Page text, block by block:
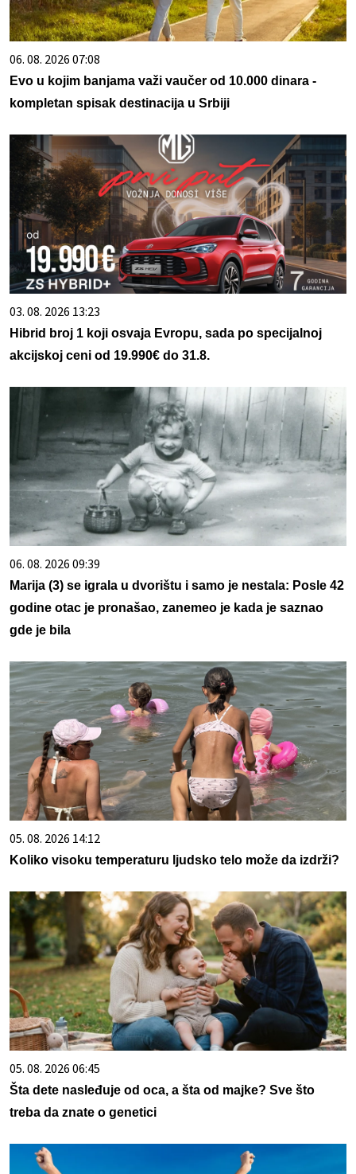
06. 08. 2026 07:08
Evo u kojim banjama važi vaučer od 10.000 dinara -
kompletan spisak destinacija u Srbiji
03. 08. 2026 13:23
Hibrid broj 1 koji osvaja Evropu, sada po specijalnoj
akcijskoj ceni od 19.990€ do 31.8.
06. 08. 2026 09:39
Marija (3) se igrala u dvorištu i samo je nestala: Posle 42
godine otac je pronašao, zanemeo je kada je saznao
gde je bila
05. 08. 2026 14:12
Koliko visoku temperaturu ljudsko telo može da izdrži?
05. 08. 2026 06:45
Šta dete nasleđuje od oca, a šta od majke? Sve što
treba da znate o genetici